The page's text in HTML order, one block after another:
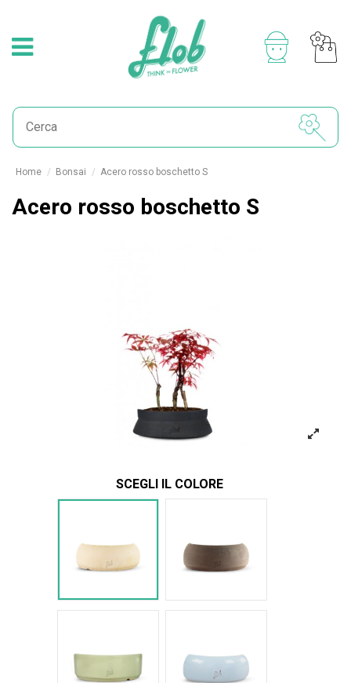
Home Bonsai Acero rosso boschetto S
Acero rosso boschetto S
SCEGLI IL COLORE